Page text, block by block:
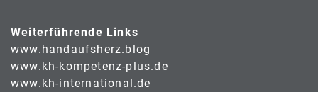
Weiterführende Links
www.handaufsherz.blog
www.kh-kompetenz-plus.de
www.kh-international.de